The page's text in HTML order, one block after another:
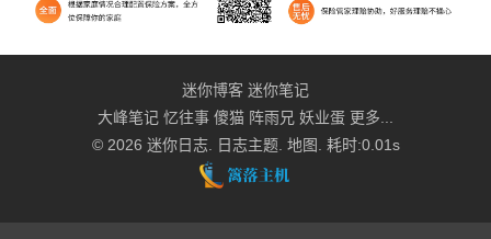
迷你博客 迷你笔记
大峰笔记 忆往事 傻猫 阵雨兄 妖业蛋 更多...
© 2026 迷你日志. 日志主题. 地图 . 耗时:0.01s